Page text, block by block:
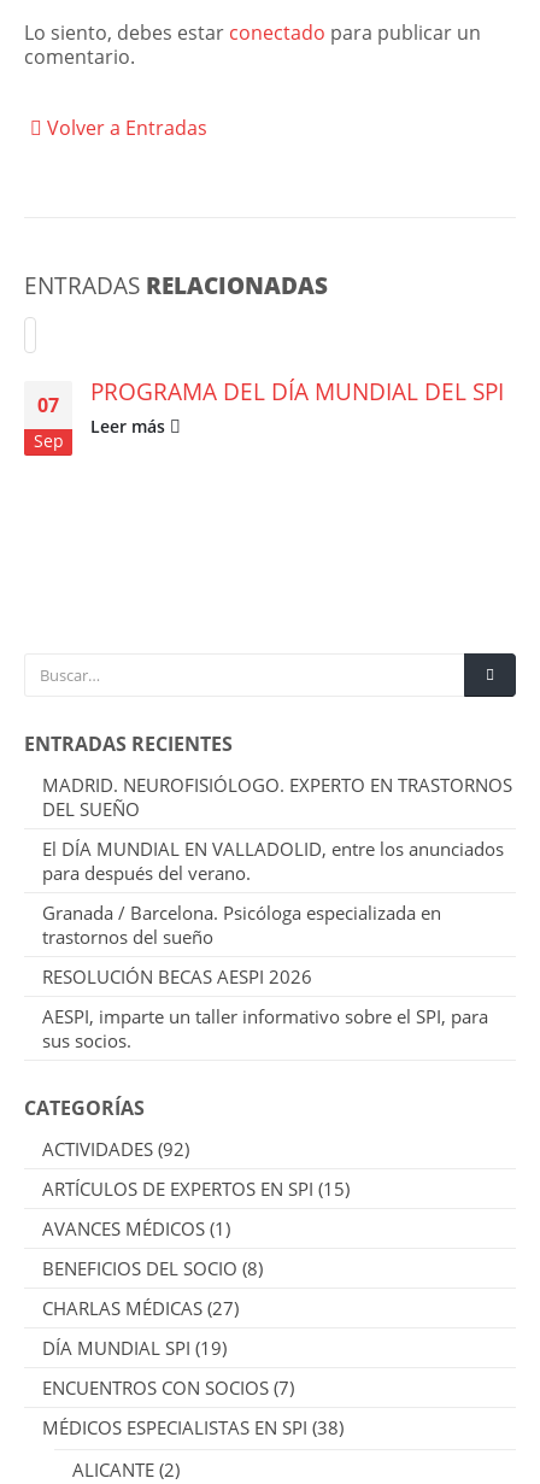
Lo siento, debes estar conectado para publicar un
comentario.
Volver a Entradas
ENTRADAS RELACIONADAS
07
Sep
PROGRAMA DEL DÍA MUNDIAL DEL SPI
Leer más
ENTRADAS RECIENTES
MADRID. NEUROFISIÓLOGO. EXPERTO EN TRASTORNOS
DEL SUEÑO
El DÍA MUNDIAL EN VALLADOLID, entre los anunciados
para después del verano.
Granada / Barcelona. Psicóloga especializada en
trastornos del sueño
RESOLUCIÓN BECAS AESPI 2026
AESPI, imparte un taller informativo sobre el SPI, para
sus socios.
CATEGORÍAS
ACTIVIDADES (92)
ARTÍCULOS DE EXPERTOS EN SPI (15)
AVANCES MÉDICOS (1)
BENEFICIOS DEL SOCIO (8)
CHARLAS MÉDICAS (27)
DÍA MUNDIAL SPI (19)
ENCUENTROS CON SOCIOS (7)
MÉDICOS ESPECIALISTAS EN SPI (38)
ALICANTE (2)